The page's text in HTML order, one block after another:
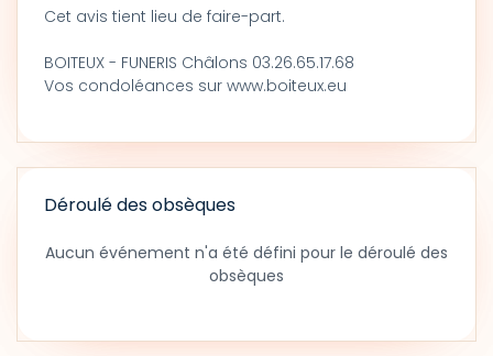
Cet avis tient lieu de faire-part.
BOITEUX - FUNERIS Châlons 03.26.65.17.68
Vos condoléances sur www.boiteux.eu
Déroulé des obsèques
Aucun événement n'a été défini pour le déroulé des
obsèques